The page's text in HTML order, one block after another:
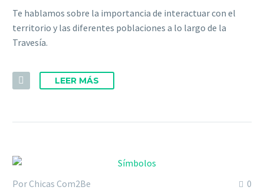
Te hablamos sobre la importancia de interactuar con el
territorio y las diferentes poblaciones a lo largo de la
Travesía.
LEER MÁS
0
Por Chicas Com2Be